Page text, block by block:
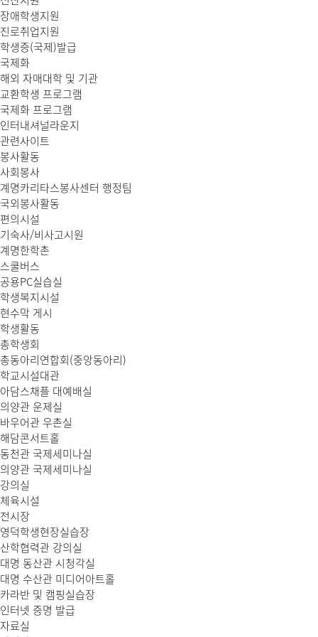
장애학생지원
진로취업지원
학생증(국제)발급
국제화
해외 자매대학 및 기관
교환학생 프로그램
국제화 프로그램
인터내셔널라운지
관련사이트
봉사활동
사회봉사
계명카리타스봉사센터 행정팀
국외봉사활동
편의시설
기숙사/비사고시원
계명한학촌
스쿨버스
공용PC실습실
학생복지시설
현수막 게시
학생활동
총학생회
총동아리연합회(중앙동아리)
학교시설대관
아담스채플 대예배실
의양관 운제실
바우어관 우촌실
해담콘서트홀
동천관 국제세미나실
의양관 국제세미나실
강의실
체육시설
전시장
영덕학생현장실습장
산학협력관 강의실
대명 동산관 시청각실
대명 수산관 미디어아트홀
카라반 및 캠핑실습장
인터넷 증명 발급
자료실